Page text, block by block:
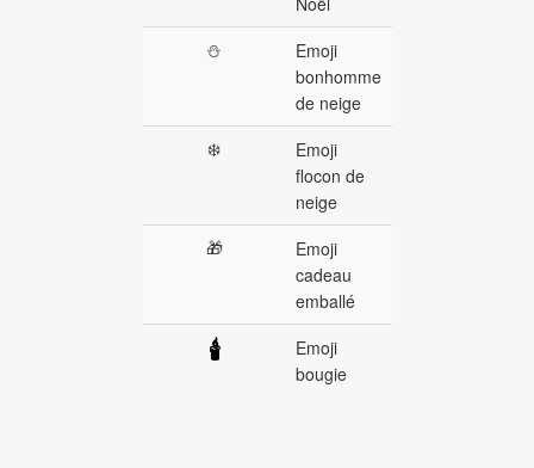
⛄
Emoji
bonhomme
de neige
❄️
Emoji
flocon de
neige
🎁
Emoji
cadeau
emballé
🕯
Emoji
bougie